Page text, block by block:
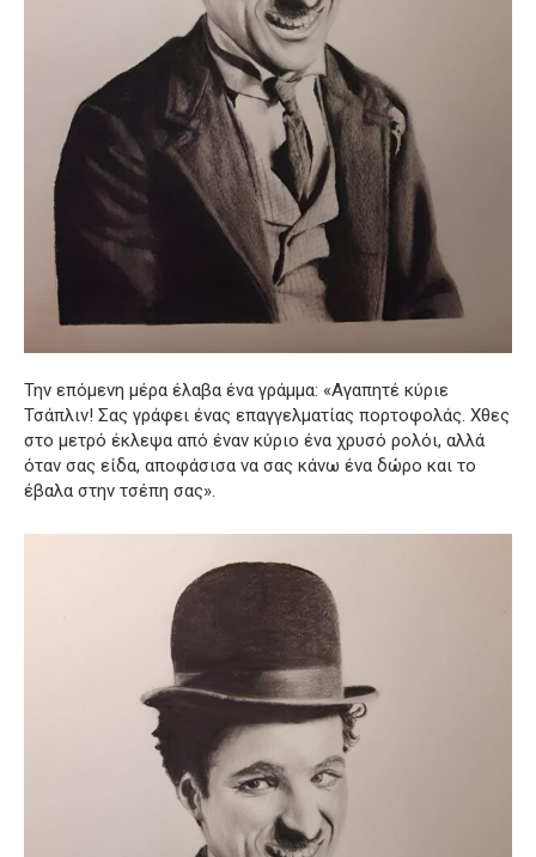
Την επόμενη μέρα έλαβα ένα γράμμα: «Αγαπητέ κύριε
Τσάπλιν! Σας γράφει ένας επαγγελματίας πορτοφολάς. Χθες
στο μετρό έκλεψα από έναν κύριο ένα χρυσό ρολόι, αλλά
όταν σας είδα, αποφάσισα να σας κάνω ένα δώρο και το
έβαλα στην τσέπη σας».